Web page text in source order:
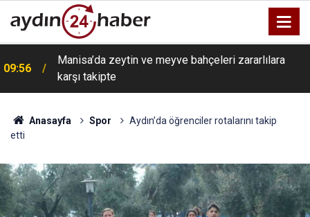
09:56
Manisa’da zeytin ve meyve bahçeleri zararlılara
karşı takipte
Anasayfa Spor
Aydın’da öğrenciler rotalarını takip
etti